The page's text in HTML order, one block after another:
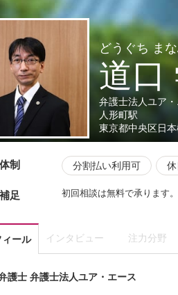
どうぐち ま
道口
弁護士法人ユア・
人形町駅
東京都中央区日
制 分割払い利用可
足 初回相談は無料で承ります
ィール インタビュー 注力分野
護士 弁護士法人ユア・エース